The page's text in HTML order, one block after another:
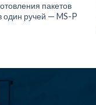
пакетов
один ручей — MS-P